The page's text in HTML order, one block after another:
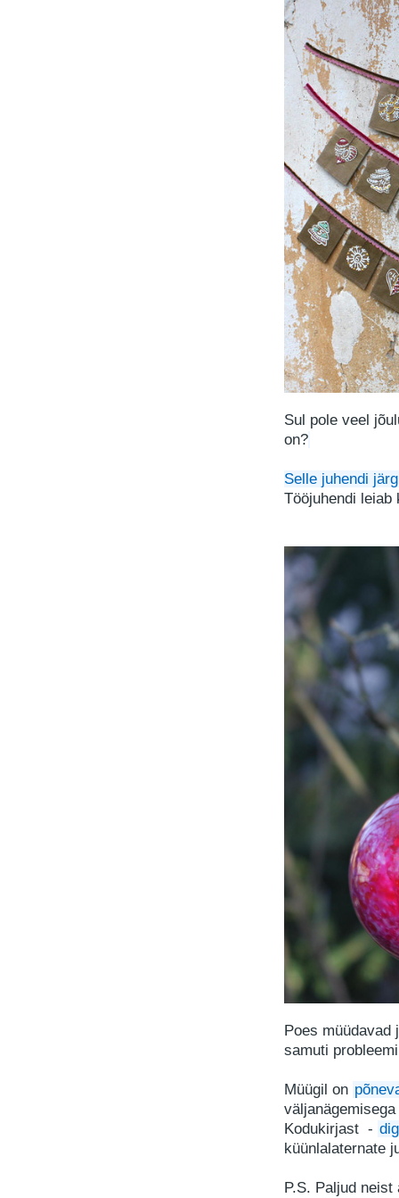
Sul pole veel
on?
Selle juhendi
Tööjuhendi
Poes
samuti
Müügil on
Kodukirjast -
küünlalaternate
P.S. Paljud